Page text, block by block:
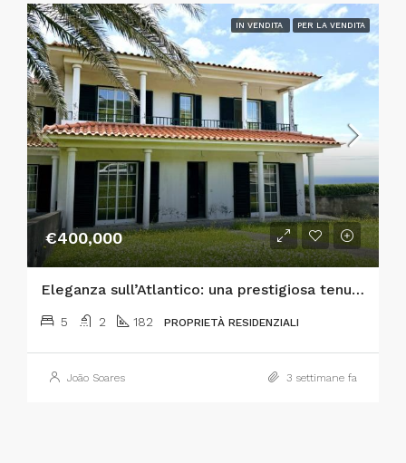
IN VENDITA PER LA VENDITA
€400,000
Eleganza sull’Atlantico: una prestigiosa tenuta con 5 camere da letto a Horta
5 2 182 PROPRIETÀ RESIDENZIALI
João Soares 3 settimane fa